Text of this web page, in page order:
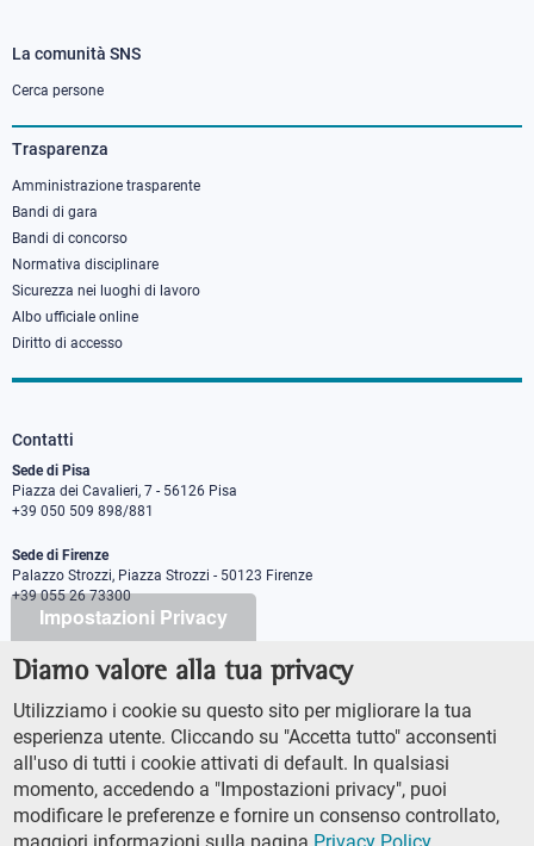
Impostazioni Privacy
Diamo valore alla tua privacy
Utilizziamo i cookie su questo sito per migliorare la tua
esperienza utente. Cliccando su "Accetta tutto" acconsenti
all'uso di tutti i cookie attivati di default. In qualsiasi
momento, accedendo a "Impostazioni privacy", puoi
modificare le preferenze e fornire un consenso controllato,
maggiori informazioni sulla pagina Privacy Policy
Footer
column
3
La comunità SNS
Cerca persone
Trasparenza
Amministrazione trasparente
Bandi di gara
Bandi di concorso
Normativa disciplinare
Sicurezza nei luoghi di lavoro
Albo ufficiale online
Diritto di accesso
Contatti
Sede di Pisa
Piazza dei Cavalieri, 7 - 56126 Pisa
+39 050 509 898/881
Sede di Firenze
Palazzo Strozzi, Piazza Strozzi - 50123 Firenze
+39 055 26 73300
PEC protocollo@pec.sns.it
Codice Fiscale 8000 5050507
Ufficio comunicazione
Addetto stampa
URP - Ufficio relazioni con il pubblico